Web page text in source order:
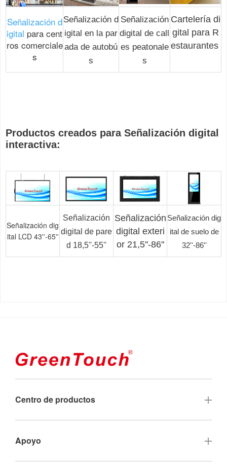
Señalización d
igital para cent
ros comerciale
s
Señalización d
igital en la par
ada de autobú
s
Señalización
digital de call
es peatonale
s
Cartelería di
gital para R
estaurantes
Productos creados para Señalización digital
interactiva:
Señalización dig
ital LCD 43''-65''
Señalización
digital de pare
d 18,5''-55''
Señalización
digital exteri
or 21,5''-86''
Señalización dig
ital de suelo de
32''-86''
Centro de productos
Apoyo